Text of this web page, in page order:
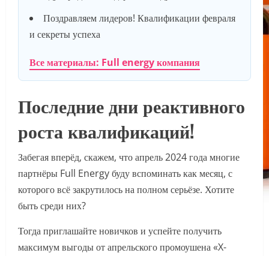
Поздравляем лидеров! Квалификации февраля
и секреты успеха
Все материалы: Full energy компания
Последние дни реактивного
роста квалификаций!
Забегая вперёд, скажем, что апрель 2024 года многие
партнёры Full Energy буду вспоминать как месяц, с
которого всё закрутилось на полном серьёзе. Хотите
быть среди них?
Тогда приглашайте новичков и успейте получить
максимум выгоды от апрельского промоушена «X-